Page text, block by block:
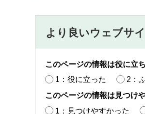
より良いウェブサ
このページの情報は役に立
1：役に立った
2：
このページの情報は見つけ
1：見つけやすかった